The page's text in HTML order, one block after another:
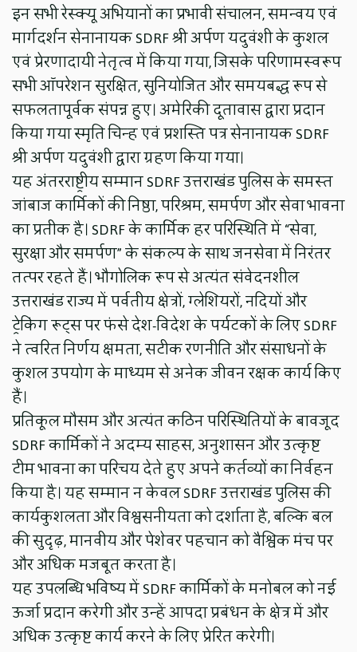
इन सभी रेस्क्यू अभियानों का प्रभावी संचालन, समन्वय एवं
मार्गदर्शन सेनानायक SDRF श्री अर्पण यदुवंशी के कुशल
एवं प्रेरणादायी नेतृत्व में किया गया, जिसके परिणामस्वरूप
सभी ऑपरेशन सुरक्षित, सुनियोजित और समयबद्ध रूप से
सफलतापूर्वक संपन्न हुए। अमेरिकी दूतावास द्वारा प्रदान
किया गया स्मृति चिन्ह एवं प्रशस्ति पत्र सेनानायक SDRF
श्री अर्पण यदुवंशी द्वारा ग्रहण किया गया।
यह अंतरराष्ट्रीय सम्मान SDRF उत्तराखंड पुलिस के समस्त
जांबाज कार्मिकों की निष्ठा, परिश्रम, समर्पण और सेवा भावना
का प्रतीक है। SDRF के कार्मिक हर परिस्थिति में “सेवा,
सुरक्षा और समर्पण” के संकल्प के साथ जनसेवा में निरंतर
तत्पर रहते हैं। भौगोलिक रूप से अत्यंत संवेदनशील
उत्तराखंड राज्य में पर्वतीय क्षेत्रों, ग्लेशियरों, नदियों और
ट्रेकिंग रूट्स पर फंसे देश-विदेश के पर्यटकों के लिए SDRF
ने त्वरित निर्णय क्षमता, सटीक रणनीति और संसाधनों के
कुशल उपयोग के माध्यम से अनेक जीवन रक्षक कार्य किए
हैं।
प्रतिकूल मौसम और अत्यंत कठिन परिस्थितियों के बावजूद
SDRF कार्मिकों ने अदम्य साहस, अनुशासन और उत्कृष्ट
टीम भावना का परिचय देते हुए अपने कर्तव्यों का निर्वहन
किया है। यह सम्मान न केवल SDRF उत्तराखंड पुलिस की
कार्यकुशलता और विश्वसनीयता को दर्शाता है, बल्कि बल
की सुदृढ़, मानवीय और पेशेवर पहचान को वैश्विक मंच पर
और अधिक मजबूत करता है।
यह उपलब्धि भविष्य में SDRF कार्मिकों के मनोबल को नई
ऊर्जा प्रदान करेगी और उन्हें आपदा प्रबंधन के क्षेत्र में और
अधिक उत्कृष्ट कार्य करने के लिए प्रेरित करेगी।